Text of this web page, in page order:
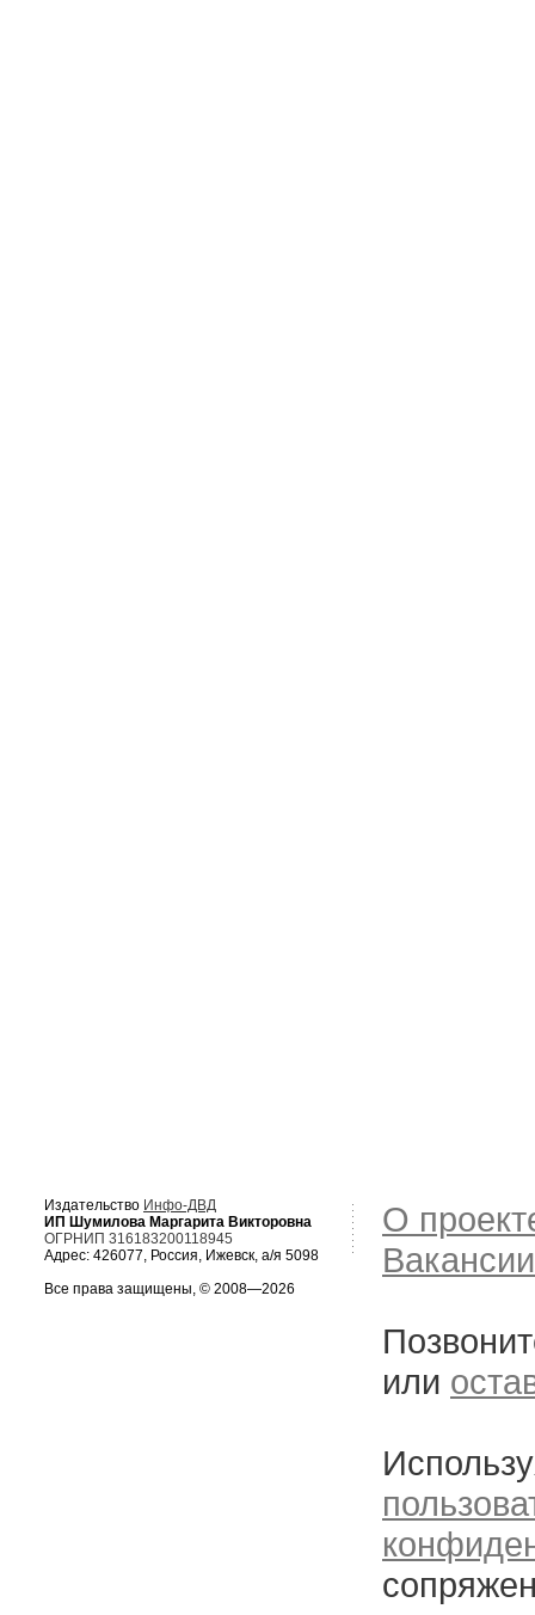
Издательство Инфо-ДВД
ИП Шумилова Маргарита Викторовна
ОГРНИП 316183200118945
Адрес: 426077, Россия, Ижевск, а/я 5098
Все права защищены, © 2008—2026
О
Вакансии
или